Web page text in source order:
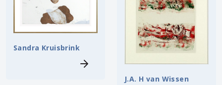
Sandra Kruisbrink
J.A. H van Wissen